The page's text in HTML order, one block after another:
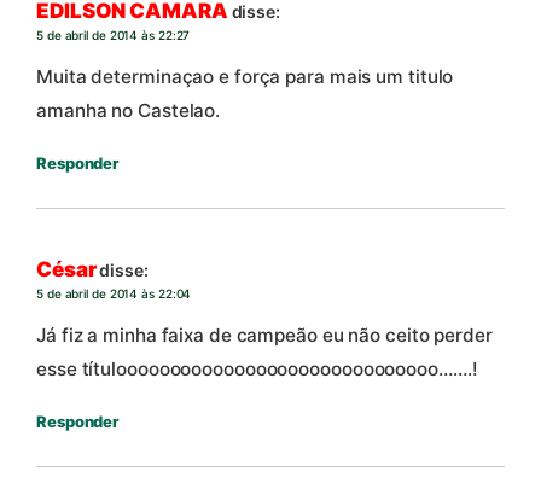
EDILSON CAMARA disse:
5 de abril de 2014 às 22:27
Muita determinaçao e força para mais um titulo
amanha no Castelao.
Responder
Césardisse:
5 de abril de 2014 às 22:04
Já fiz a minha faixa de campeão eu não ceito perder
esse títuloooooooooooooooooooooooooooooo…….!
Responder